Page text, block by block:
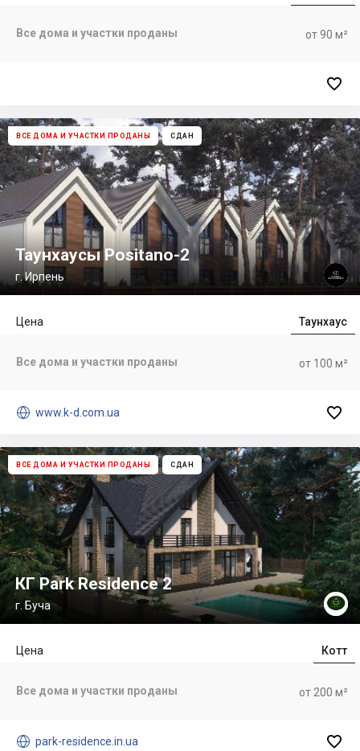
от 90 м²
Все дома и участки проданы

ВСЕ ДОМА И УЧАСТКИ ПРОДАНЫ СДАН
Таунхаусы Positano-2
г. Ирпень
Таунхаус
Цена
от 100 м²
Все дома и участки проданы
 www.k-d.com.ua 
ВСЕ ДОМА И УЧАСТКИ ПРОДАНЫ СДАН
КГ Park Residence 2
г. Буча
Котт
Цена
от 200 м²
Все дома и участки проданы
 park-residence.in.ua 